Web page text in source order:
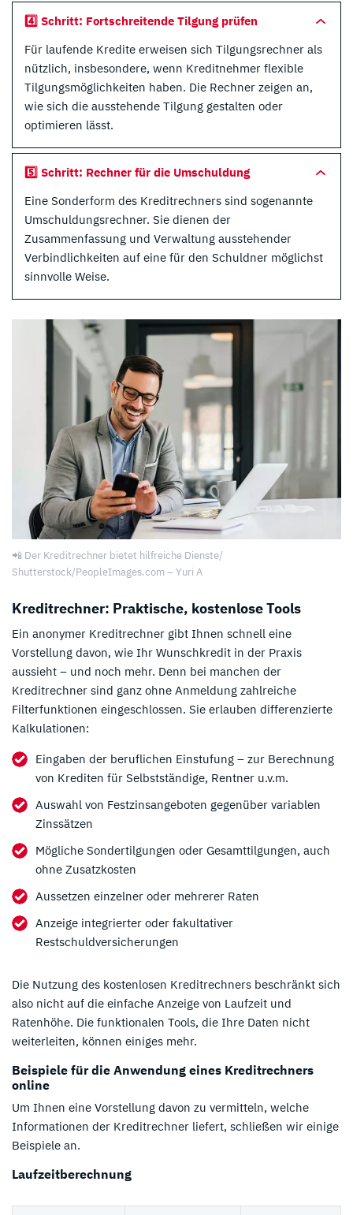
4️⃣ Schritt: Fortschreitende Tilgung prüfen
Für laufende Kredite erweisen sich Tilgungsrechner als
nützlich, insbesondere, wenn Kreditnehmer flexible
Tilgungsmöglichkeiten haben. Die Rechner zeigen an,
wie sich die ausstehende Tilgung gestalten oder
optimieren lässt.
5️⃣ Schritt: Rechner für die Umschuldung
Eine Sonderform des Kreditrechners sind sogenannte
Umschuldungsrechner. Sie dienen der
Zusammenfassung und Verwaltung ausstehender
Verbindlichkeiten auf eine für den Schuldner möglichst
sinnvolle Weise.
📲 Der Kreditrechner bietet hilfreiche Dienste/
Shutterstock/PeopleImages.com – Yuri A
Kreditrechner: Praktische, kostenlose Tools
Ein anonymer Kreditrechner gibt Ihnen schnell eine
Vorstellung davon, wie Ihr Wunschkredit in der Praxis
aussieht – und noch mehr. Denn bei manchen der
Kreditrechner sind ganz ohne Anmeldung zahlreiche
Filterfunktionen eingeschlossen. Sie erlauben differenzierte
Kalkulationen:
Eingaben der beruflichen Einstufung – zur Berechnung
von Krediten für Selbstständige, Rentner u.v.m.
Auswahl von Festzinsangeboten gegenüber variablen
Zinssätzen
Mögliche Sondertilgungen oder Gesamttilgungen, auch
ohne Zusatzkosten
Aussetzen einzelner oder mehrerer Raten
Anzeige integrierter oder fakultativer
Restschuldversicherungen
Die Nutzung des kostenlosen Kreditrechners beschränkt sich
also nicht auf die einfache Anzeige von Laufzeit und
Ratenhöhe. Die funktionalen Tools, die Ihre Daten nicht
weiterleiten, können einiges mehr.
Beispiele für die Anwendung eines Kreditrechners
online
Um Ihnen eine Vorstellung davon zu vermitteln, welche
Informationen der Kreditrechner liefert, schließen wir einige
Beispiele an.
Laufzeitberechnung